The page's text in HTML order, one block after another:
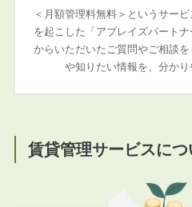
＜月額管理料無料＞というサー
を起こした「アブレイズパート
からいただいたご質問やご相談
や知りたい情報を、分かり
賃貸管理サービスにつ